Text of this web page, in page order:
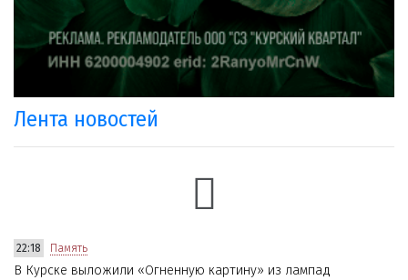
Лента новостей
22:18 Память
В Курске выложили «Огненную картину» из лампад